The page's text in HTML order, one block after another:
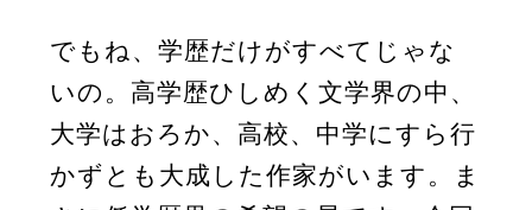
でもね、学歴だけがすべてじゃな
いの。高学歴ひしめく文学界の中、
大学はおろか、高校、中学にすら行
かずとも大成した作家がいます。ま